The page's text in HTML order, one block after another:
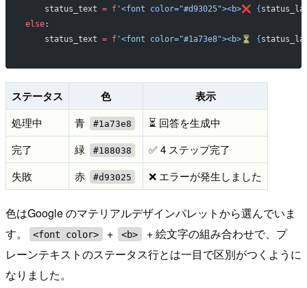
    status_text
= f'<font color="#d93025"><b>❌ {
else:
    status_text
= f'<font color="#1a73e8"><b>⏳ {
ステータス 色 表示
処理中 青 #1a73e8
⏳ 回答を生成中
完了
緑 #188038
✅ 4 ステップ完了
失敗
赤 #d93025 ❌ エラーが発生しました
色はGoogle のマテリアルデザインパレットから選んでいま
す。
<font color> + <b>
+ 絵文字の組み合わせで、プ
レーンテキストのステータス行とは一目で区別がつくように
なりました。